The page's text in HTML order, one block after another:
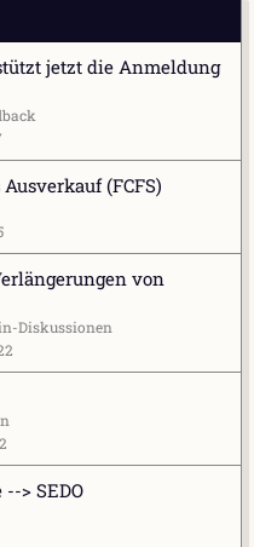
jetzt die Anmeldung
(FCFS)
von
Diskussionen
> SEDO